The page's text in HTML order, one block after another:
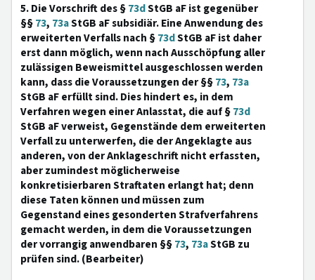
5. Die Vorschrift des §73dStGB aF ist gegenüber
§§73, 73aStGB aF subsidiär. Eine Anwendung des
erweiterten Verfalls nach §73dStGB aF ist daher
erst dann möglich, wenn nach Ausschöpfung aller
zulässigen Beweismittel ausgeschlossen werden
kann, dass die Voraussetzungen der §§73, 73a
StGB aF erfüllt sind. Dies hindert es, in dem
Verfahren wegen einer Anlasstat, die auf §73d
StGB aF verweist, Gegenstände dem erweiterten
Verfall zu unterwerfen, die der Angeklagte aus
anderen, von der Anklageschrift nicht erfassten,
aber zumindest möglicherweise
konkretisierbaren Straftaten erlangt hat; denn
diese Taten können und müssen zum
Gegenstand eines gesonderten Strafverfahrens
gemacht werden, in dem die Voraussetzungen
der vorrangig anwendbaren §§73, 73aStGB zu
prüfen sind. (Bearbeiter)